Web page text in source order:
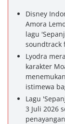
Disney
Amora
lagu
soundtrack
Lyodra
karakter
istimewa
Lagu
3 Juli 2026